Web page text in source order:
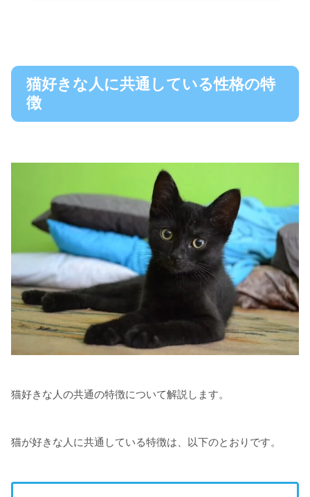
猫好きな人に共通している性格の特
徴
猫好きな人の共通の特徴について解説します。
猫が好きな人に共通している特徴は、以下のとおりです。